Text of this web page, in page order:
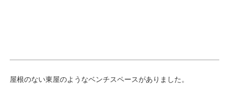
屋根のない東屋のようなベンチスペースがありました。